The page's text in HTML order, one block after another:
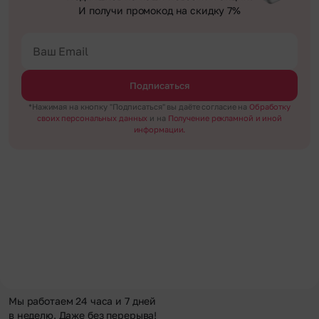
И получи промокод на скидку 7%
Подписаться
*Нажимая на кнопку "Подписаться" вы даёте согласие на Обработку
своих персональных данных и на Получение рекламной и иной
информации.
Мы работаем 24 часа и 7 дней
в неделю. Даже без перерыва!